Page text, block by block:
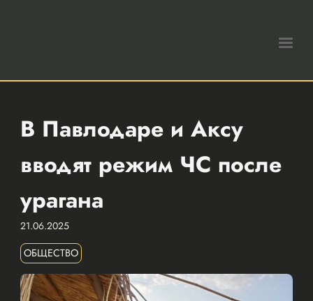
В Павлодаре и Аксу
вводят режим ЧС после
урагана
21.06.2025
ОБЩЕСТВО